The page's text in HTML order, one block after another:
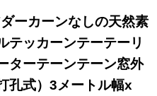
ーカーンなしの天然素
テッカーンテーテーリ
ターテーンテーン窓外
孔式）3メートル幅x